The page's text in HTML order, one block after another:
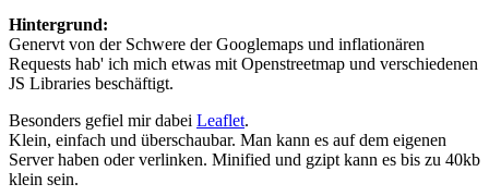
Hintergrund:
Genervt von der Schwere der Googlemaps und inflationären
Requests hab' ich mich etwas mit Openstreetmap und verschiedenen
JS Libraries beschäftigt.
Besonders gefiel mir dabei Leaflet.
Klein, einfach und überschaubar. Man kann es auf dem eigenen
Server haben oder verlinken. Minified und gzipt kann es bis zu 40kb
klein sein.